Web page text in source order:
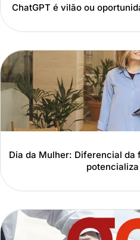
ChatGPT é vilão ou
Dia da Mulher: Diferencial